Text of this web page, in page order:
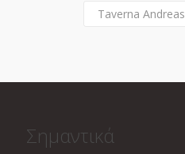
Taverna Andreas
Σημαντικά